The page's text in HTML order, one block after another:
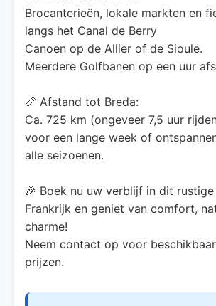
Brocanterieën, lokale markten en
langs het Canal de Berry
Canoen op de Allier of de Sioule.
Meerdere Golfbanen op een uur
📏 Afstand tot Breda:
Ca. 725 km (ongeveer 7,5 uur
voor een lange week of
alle seizoenen.
🎉 Boek nu uw verblijf in dit
Frankrijk en geniet van comfort,
charme!
Neem contact op voor
prijzen.